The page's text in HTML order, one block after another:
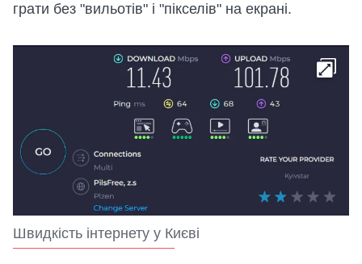
грати без "вильотів" і "пікселів" на екрані.
Швидкість інтернету у Києві